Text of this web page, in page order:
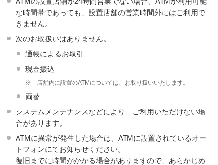
な時間帯であっても、設置店舗の営業時間外にはご利用で
きません。
次のお取扱いはありません。
通帳によるお取引
現金振込
※ 店舗内に設置のATMについては、お取り扱いいたします。
両替
システムメンテナンスなどにより、ご利用いただけない場
合があります。
ATMに異常が発生した場合は、ATMに設置されているオー
トフォンにてお知らせください。
復旧までに時間がかかる場合がありますので、あらかじめ